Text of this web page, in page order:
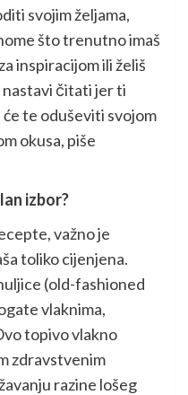
svojim željama,
što trenutno imaš
inspiracijom ili želiš
čitati jer ti
te oduševiti svojom
okusa, piše
izbor?
važno je
toliko cijenjena.
(old-fashioned
vlaknima,
topivo vlakno
zdravstvenim
razine lošeg